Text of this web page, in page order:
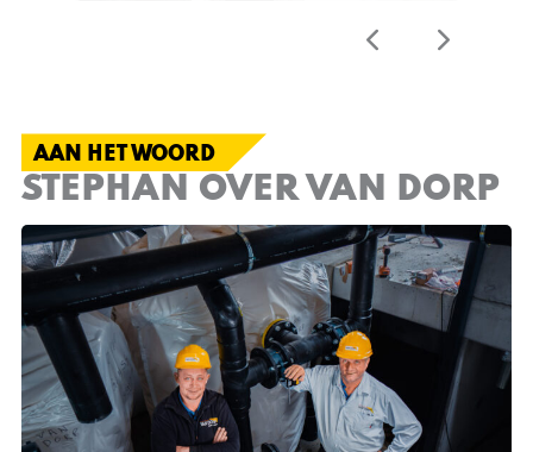
AAN HET WOORD
STEPHAN OVER VAN DORP